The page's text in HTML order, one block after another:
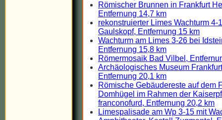
Römischer Brunnen in Frankfurt
Entfernung 14,7 km
rekonstruierter Limes Wachturm 4-
Gaulskopf, Entfernung 15 km
Wachturm am Limes 3-26 bei
Entfernung 15,8 km
Römermosaik Bad Vilbel,
Archäologisches Museum
Entfernung 20,1 km
Römische Gebäudereste auf dem
Domhügel im Rahmen der
franconofurd, Entfernung 20,2 km
Limespalisade am Wp 3-15 mit